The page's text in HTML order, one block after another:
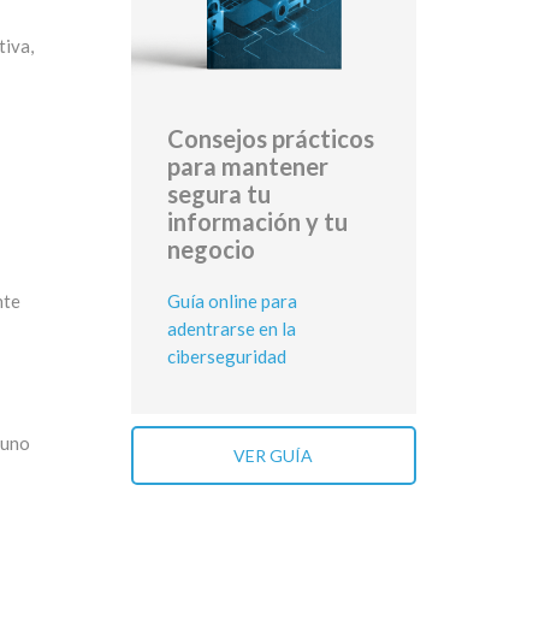
Consejos prácticos
para mantener
segura tu
información y tu
negocio
Guía online para
adentrarse en la
ciberseguridad
VER GUÍA